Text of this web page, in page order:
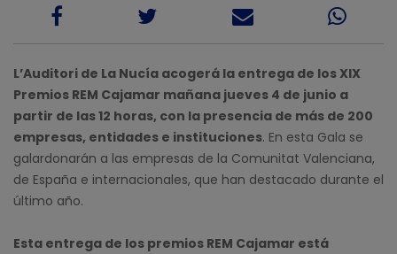
L’Auditori de La Nucía acogerá la entrega de los XIX
Premios REM Cajamar mañana jueves 4 de junio a
partir de las 12 horas, con la presencia de más de 200
empresas, entidades e instituciones. En esta Gala se
galardonarán a las empresas de la Comunitat Valenciana,
de España e internacionales, que han destacado durante el
último año.
Esta entrega de los premios REM Cajamar está